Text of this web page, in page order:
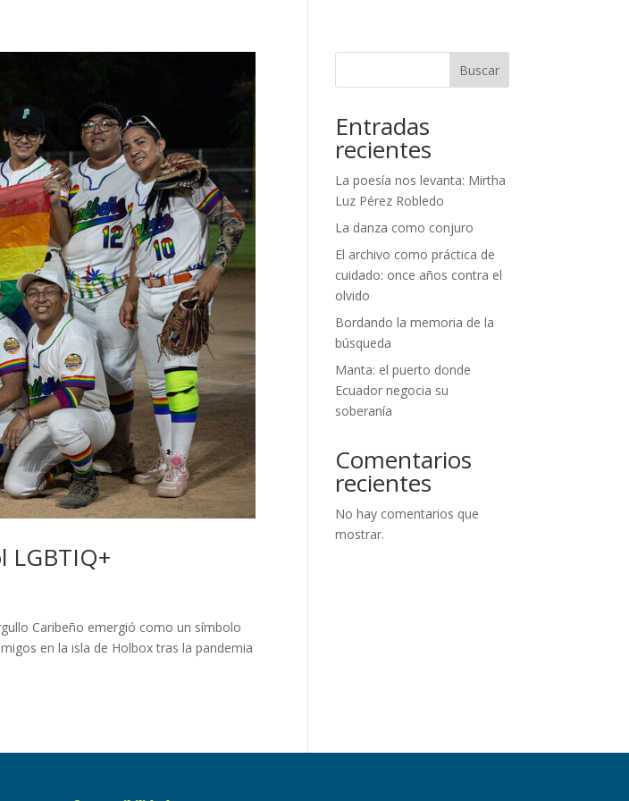
LGBTIQ+
Caribeño emergió como un símbolo
en la isla de Holbox tras la pandemia
Buscar
Entradas
recientes
La poesía nos levanta: Mirtha
Luz Pérez Robledo
La danza como conjuro
El archivo como práctica de
cuidado: once años contra el
olvido
Bordando la memoria de la
búsqueda
Manta: el puerto donde
Ecuador negocia su
soberanía
Comentarios
recientes
No hay comentarios que
mostrar.